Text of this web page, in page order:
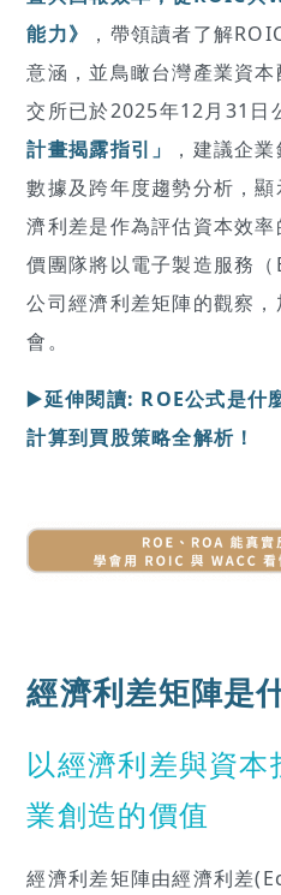
能力》
，帶領讀者了解
意涵，並鳥瞰台灣產業資
交所已於2025年12月31日
計畫揭露指引」
，建議企
數據及跨年度趨勢分析，
濟利差是作為評估資本效
價團隊將以電子製造服務
公司經濟利差矩陣的觀察
會。
▶️延伸閱讀: ROE公式是什
計算到買股策略全解析！
經濟利差矩陣是
以經濟利差與資本
業創造的價值
經濟利差矩陣由經濟利差